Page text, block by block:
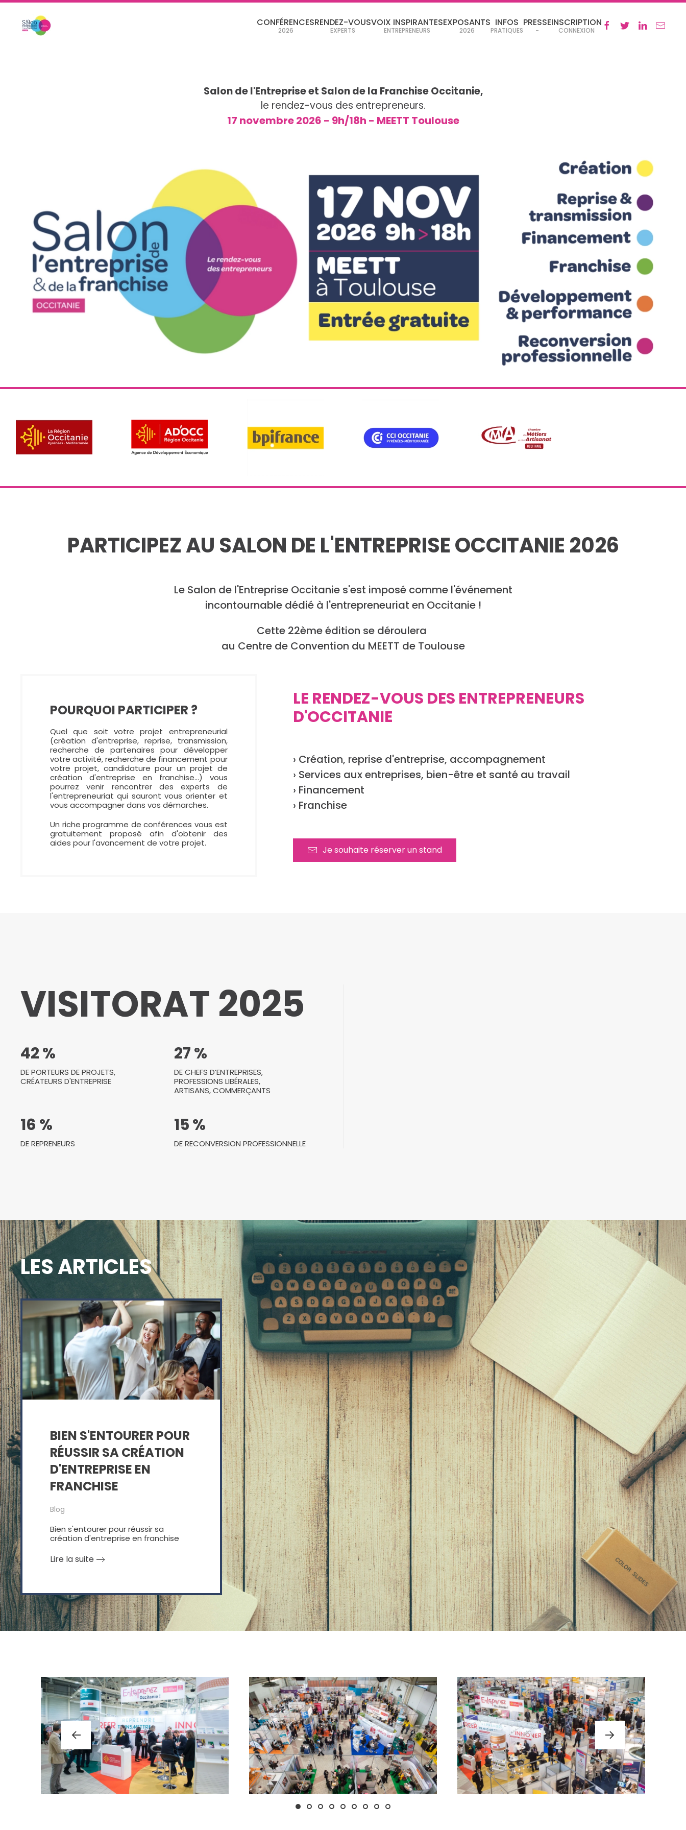
Skip to main content
CONFÉRENCES
2026
RENDEZ-VOUS
EXPERTS
VOIX INSPIRANTES
ENTREPRENEURS
EXPOSANTS
2026
INFOS
PRATIQUES
PRESSE
-
INSCRIPTION
CONNEXION
Salon de l'Entreprise et Salon de la Franchise Occitanie,
le rendez-vous des entrepreneurs.
17 novembre 2026 - 9h/18h - MEETT Toulouse
PARTICIPEZ AU SALON DE L'ENTREPRISE OCCITANIE 2026
Le Salon de l'Entreprise Occitanie s'est imposé comme l'événement
incontournable dédié à l'entrepreneuriat en Occitanie !
Cette 22ème édition se déroulera
au Centre de Convention du MEETT de Toulouse
POURQUOI PARTICIPER ?
Quel que soit votre projet entrepreneurial
(création d'entreprise, reprise, transmission,
recherche de partenaires pour développer
votre activité, recherche de financement pour
votre projet, candidature pour un projet de
création d'entreprise en franchise...) vous
pourrez venir rencontrer des experts de
l'entrepreneuriat qui sauront vous orienter et
vous accompagner dans vos démarches.
Un riche programme de conférences vous est
gratuitement proposé afin d'obtenir des
aides pour l'avancement de votre projet.
LE RENDEZ-VOUS DES ENTREPRENEURS
D'OCCITANIE
› Création, reprise d'entreprise, accompagnement
› Services aux entreprises, bien-être et santé au travail
› Financement
› Franchise
Je souhaite réserver un stand
VISITORAT 2025
42 %
DE PORTEURS DE PROJETS,
CRÉATEURS D'ENTREPRISE
27 %
DE CHEFS D’ENTREPRISES,
PROFESSIONS LIBÉRALES,
ARTISANS, COMMERÇANTS
16 %
DE REPRENEURS
15 %
DE RECONVERSION PROFESSIONNELLE
LES ARTICLES
BIEN S'ENTOURER POUR
RÉUSSIR SA CRÉATION
D'ENTREPRISE EN
FRANCHISE
Blog
Bien s'entourer pour réussir sa
création d'entreprise en franchise
Lire la suite